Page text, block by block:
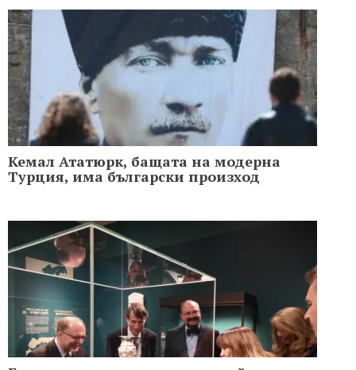
Кемал Ататюрк, бащата на модерна
Турция, има български произход